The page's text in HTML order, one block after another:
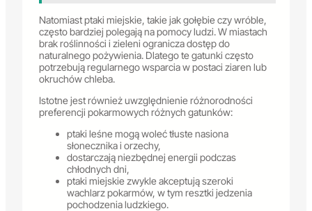
Natomiast ptaki miejskie, takie jak gołębie czy wróble,
często bardziej polegają na pomocy ludzi. W miastach
brak roślinności i zieleni ogranicza dostęp do
naturalnego pożywienia. Dlatego te gatunki często
potrzebują regularnego wsparcia w postaci ziaren lub
okruchów chleba.
Istotne jest również uwzględnienie różnorodności
preferencji pokarmowych różnych gatunków:
ptaki leśne mogą woleć tłuste nasiona
słonecznika i orzechy,
dostarczają niezbędnej energii podczas
chłodnych dni,
ptaki miejskie zwykle akceptują szeroki
wachlarz pokarmów, w tym resztki jedzenia
pochodzenia ludzkiego.